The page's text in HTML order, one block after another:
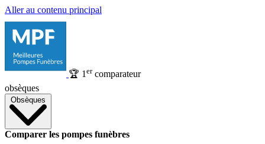
Aller au contenu principal
🏆 1 ercomparateur
obsèques
Obsèques
Comparer les pompes funèbres